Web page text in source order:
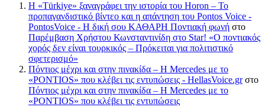
Η «Türkiye» ξαναγράφει την ιστορία του Horon – Το
προπαγανδιστικό βίντεο και η απάντηση του Pontos Voice -
PontosVoice - H δική σου ΚΑΘΑΡΗ Ποντιακή φωνή στο
Παρέμβαση Χρήστου Κωνσταντινίδη στο Star! «Ο ποντιακός
χορός δεν είναι τουρκικός – Πρόκειται για πολιτιστικό
σφετερισμό»
Πόντιος μέχρι και στην πινακίδα – Η Mercedes με το
«PONTIOS» που κλέβει τις εντυπώσεις - HellasVoice.grστο
Πόντιος μέχρι και στην πινακίδα – Η Mercedes με το
«PONTIOS» που κλέβει τις εντυπώσεις